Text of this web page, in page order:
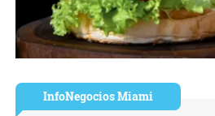
InfoNegocios Miami